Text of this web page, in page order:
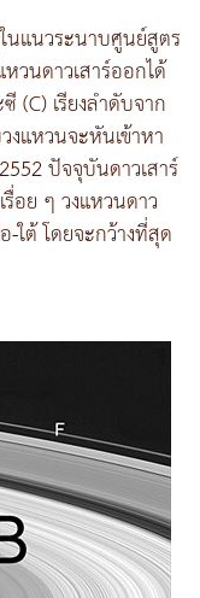
นแนวระนาบศูนย์สูตร
วนดาวเสาร์ออกได้
(C) เรียงลำดับจาก
งแหวนจะหันเข้าหา
ปัจจุบันดาวเสาร์
อย ๆ วงแหวนดาว
-ใต้ โดยจะกว้างที่สุด